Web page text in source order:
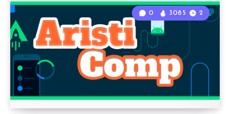
0 3085 2